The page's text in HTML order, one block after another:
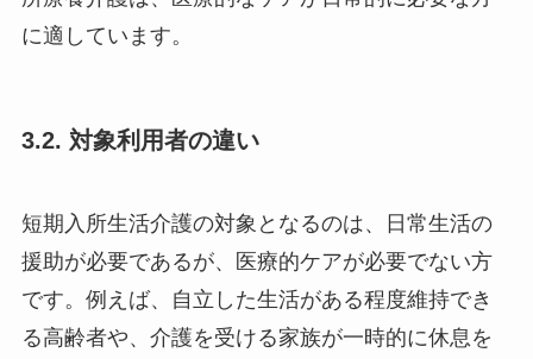
に適しています。
3.2. 対象利用者の違い
短期入所生活介護の対象となるのは、日常生活の
援助が必要であるが、医療的ケアが必要でない方
です。例えば、自立した生活がある程度維持でき
る高齢者や、介護を受ける家族が一時的に休息を